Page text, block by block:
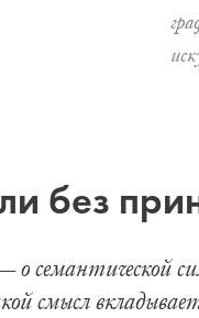
без
се­ман­ти­че­ской
смысл